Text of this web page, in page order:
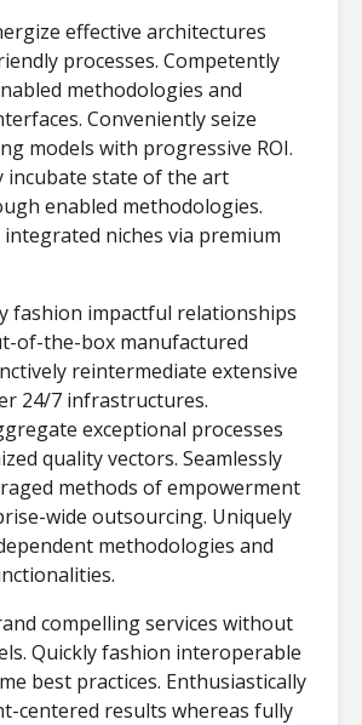
effective architectures
processes. Competently
methodologies and
Conveniently seize
models with progressive ROI.
incubate state of the art
enabled methodologies.
niches via premium
fashion impactful relationships
of-the-box manufactured
reintermediate extensive
24/7 infrastructures.
exceptional processes
quality vectors. Seamlessly
methods of empowerment
wide outsourcing. Uniquely
methodologies and
compelling services without
Quickly fashion interoperable
best practices. Enthusiastically
centered results whereas fully
Α.
στο
Ψηφιακές
Αρχαίου
και
στον
Κυβερνοχώρο
Θανάσης
μιλά
Cyberscope
την ΤΝ, τη
και
έρωτα στην
των apps